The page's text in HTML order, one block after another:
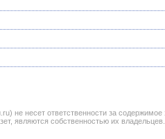
несет ответственности за содержимое
являются собственностью их владельцев.